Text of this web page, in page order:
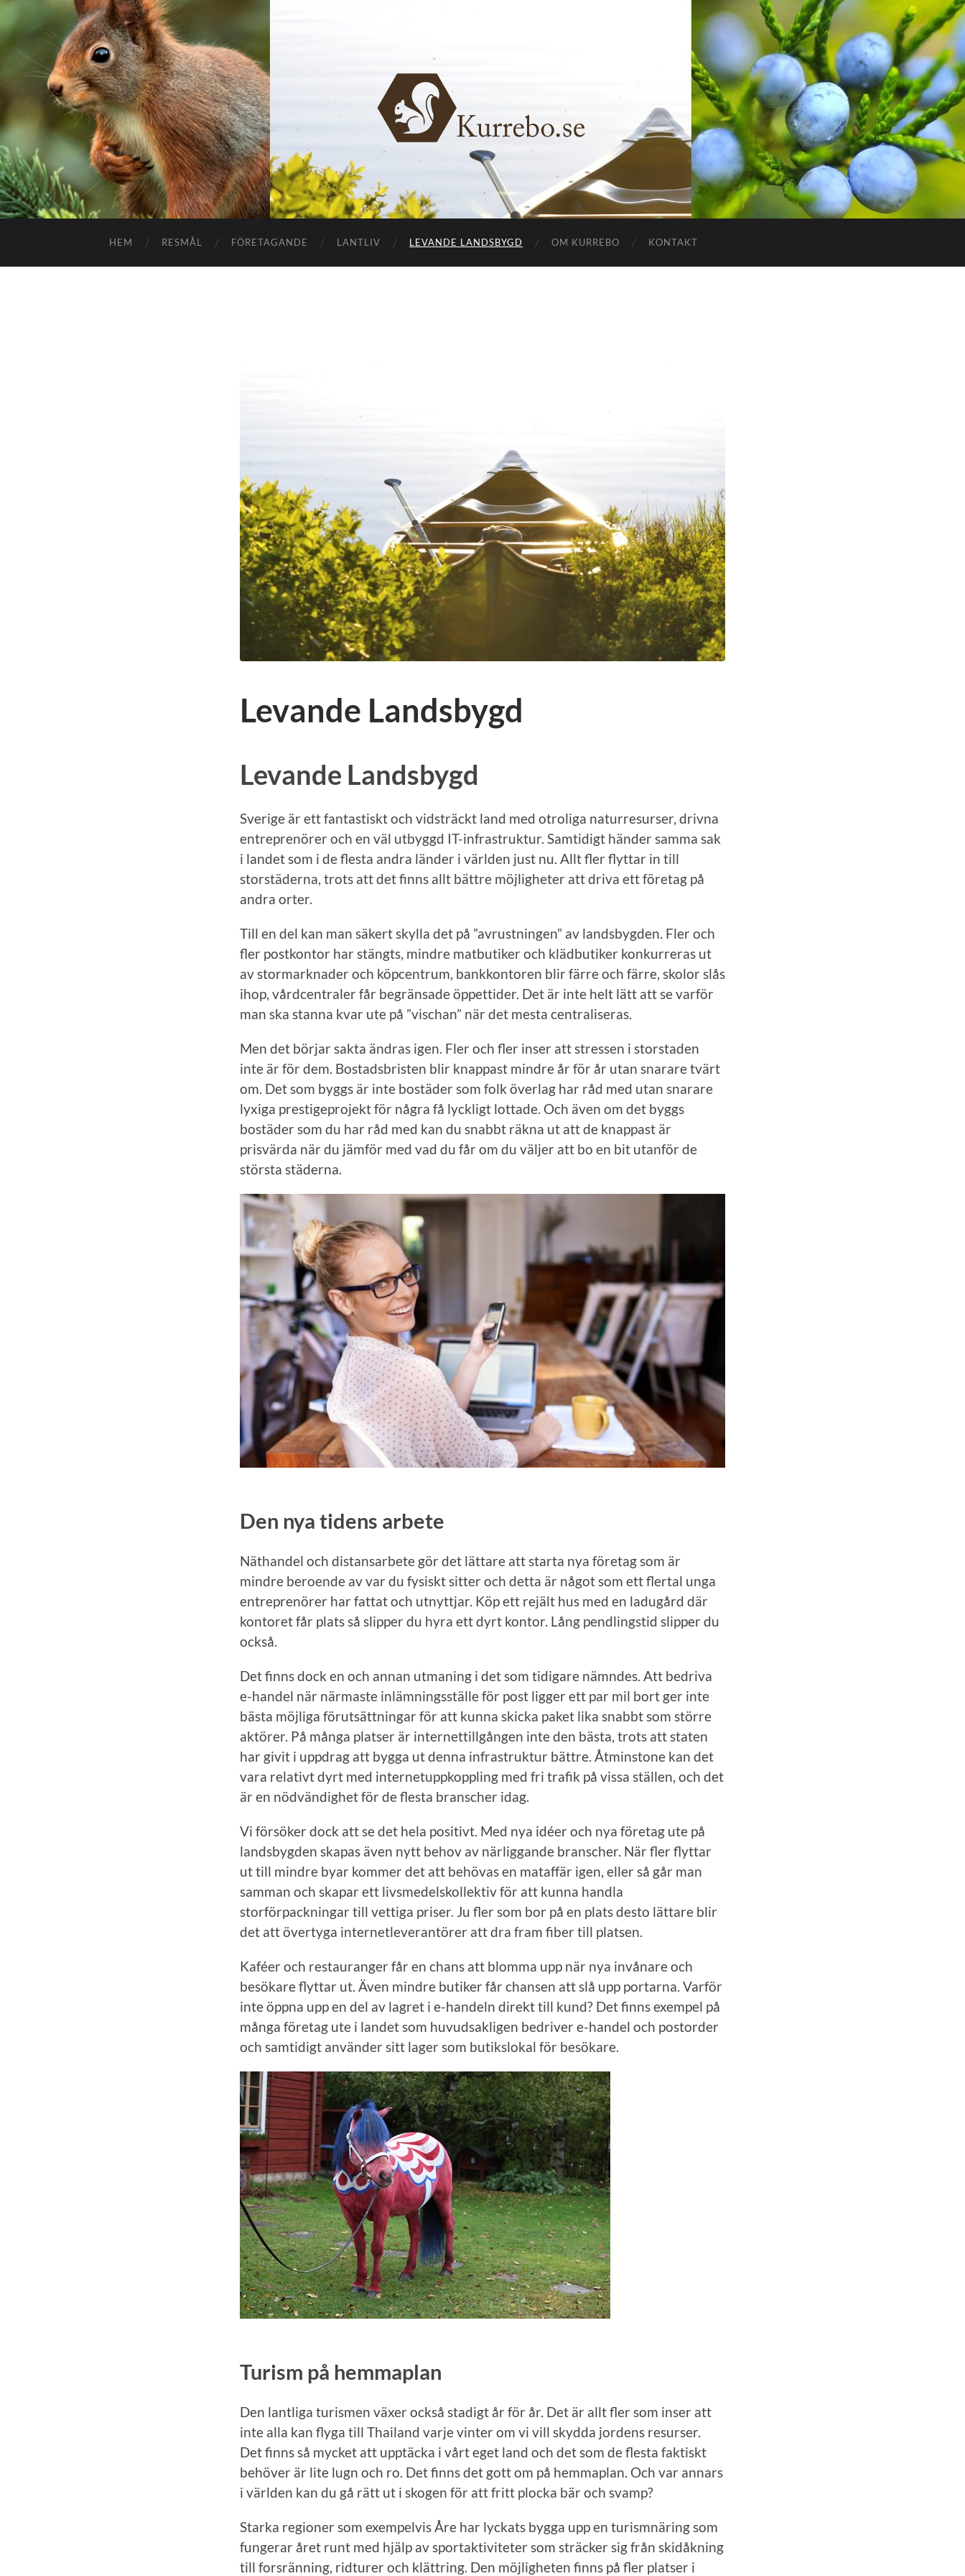
Kurrebo.se
HEM RESMÅL FÖRETAGANDE LANTLIV LEVANDE LANDSBYGD OM KURREBO KONTAKT
Levande Landsbygd
Levande Landsbygd
Sverige är ett fantastiskt och vidsträckt land med otroliga naturresurser, drivna
entreprenörer och en väl utbyggd IT-infrastruktur. Samtidigt händer samma sak
i landet som i de flesta andra länder i världen just nu. Allt fler flyttar in till
storstäderna, trots att det finns allt bättre möjligheter att driva ett företag på
andra orter.
Till en del kan man säkert skylla det på ”avrustningen” av landsbygden. Fler och
fler postkontor har stängts, mindre matbutiker och klädbutiker konkurreras ut
av stormarknader och köpcentrum, bankkontoren blir färre och färre, skolor slås
ihop, vårdcentraler får begränsade öppettider. Det är inte helt lätt att se varför
man ska stanna kvar ute på ”vischan” när det mesta centraliseras.
Men det börjar sakta ändras igen. Fler och fler inser att stressen i storstaden
inte är för dem. Bostadsbristen blir knappast mindre år för år utan snarare tvärt
om. Det som byggs är inte bostäder som folk överlag har råd med utan snarare
lyxiga prestigeprojekt för några få lyckligt lottade. Och även om det byggs
bostäder som du har råd med kan du snabbt räkna ut att de knappast är
prisvärda när du jämför med vad du får om du väljer att bo en bit utanför de
största städerna.
Den nya tidens arbete
Näthandel och distansarbete gör det lättare att starta nya företag som är
mindre beroende av var du fysiskt sitter och detta är något som ett flertal unga
entreprenörer har fattat och utnyttjar. Köp ett rejält hus med en ladugård där
kontoret får plats så slipper du hyra ett dyrt kontor. Lång pendlingstid slipper du
också.
Det finns dock en och annan utmaning i det som tidigare nämndes. Att bedriva
e-handel när närmaste inlämningsställe för post ligger ett par mil bort ger inte
bästa möjliga förutsättningar för att kunna skicka paket lika snabbt som större
aktörer. På många platser är internettillgången inte den bästa, trots att staten
har givit i uppdrag att bygga ut denna infrastruktur bättre. Åtminstone kan det
vara relativt dyrt med internetuppkoppling med fri trafik på vissa ställen, och det
är en nödvändighet för de flesta branscher idag.
Vi försöker dock att se det hela positivt. Med nya idéer och nya företag ute på
landsbygden skapas även nytt behov av närliggande branscher. När fler flyttar
ut till mindre byar kommer det att behövas en mataffär igen, eller så går man
samman och skapar ett livsmedelskollektiv för att kunna handla
storförpackningar till vettiga priser. Ju fler som bor på en plats desto lättare blir
det att övertyga internetleverantörer att dra fram fiber till platsen.
Kaféer och restauranger får en chans att blomma upp när nya invånare och
besökare flyttar ut. Även mindre butiker får chansen att slå upp portarna. Varför
inte öppna upp en del av lagret i e-handeln direkt till kund? Det finns exempel på
många företag ute i landet som huvudsakligen bedriver e-handel och postorder
och samtidigt använder sitt lager som butikslokal för besökare.
Turism på hemmaplan
Den lantliga turismen växer också stadigt år för år. Det är allt fler som inser att
inte alla kan flyga till Thailand varje vinter om vi vill skydda jordens resurser.
Det finns så mycket att upptäcka i vårt eget land och det som de flesta faktiskt
behöver är lite lugn och ro. Det finns det gott om på hemmaplan. Och var annars
i världen kan du gå rätt ut i skogen för att fritt plocka bär och svamp?
Starka regioner som exempelvis Åre har lyckats bygga upp en turismnäring som
fungerar året runt med hjälp av sportaktiviteter som sträcker sig från skidåkning
till forsränning, ridturer och klättring. Den möjligheten finns på fler platser i